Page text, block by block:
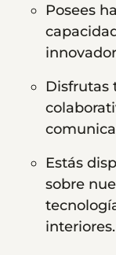
Posees
Disfrutas
Estás
sobre
interiores.